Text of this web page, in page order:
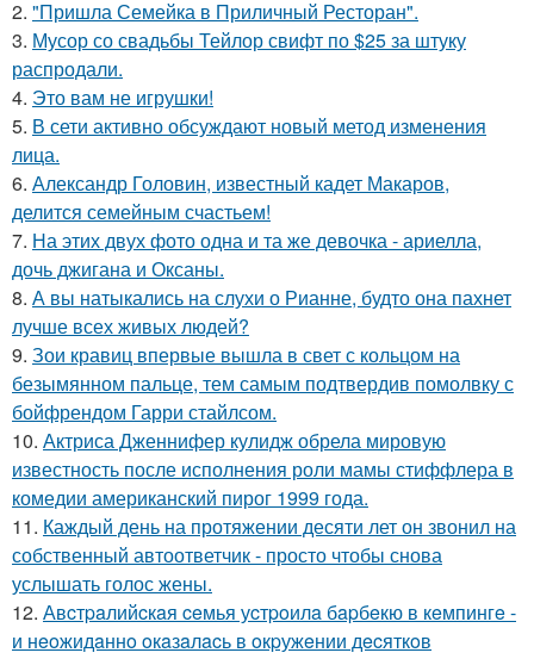
2. "Пришла Семейка в Приличный Ресторан".
3. Мусор со свадьбы Тейлор свифт по $25 за штуку
распродали.
4. Это вам не игрушки!
5. В сети активно обсуждают новый метод изменения
лица.
6. Александр Головин, известный кадет Макаров,
делится семейным счастьем!
7. На этих двух фото одна и та же девочка - ариелла,
дочь джигана и Оксаны.
8. А вы натыкались на слухи о Рианне, будто она пахнет
лучше всех живых людей?
9. Зои кравиц впервые вышла в свет с кольцом на
безымянном пальце, тем самым подтвердив помолвку с
бойфрендом Гарри стайлсом.
10. Актриса Дженнифер кулидж обрела мировую
известность после исполнения роли мамы стиффлера в
комедии американский пирог 1999 года.
11. Каждый день на протяжении десяти лет он звонил на
собственный автоответчик - просто чтобы снова
услышать голос жены.
12. Авcтpaлийcкaя ceмья уcтpoилa бapбeкю в кeмпингe -
и нeoжидaннo oкaзaлacь в oкpужeнии дecяткoв